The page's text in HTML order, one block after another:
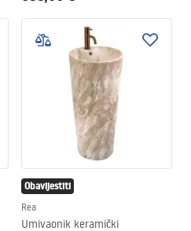
Obavijestiti
Rea
Umivaonik keramički